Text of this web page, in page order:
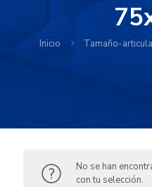
Inicio Tamaño-
No se han
con tu selección.